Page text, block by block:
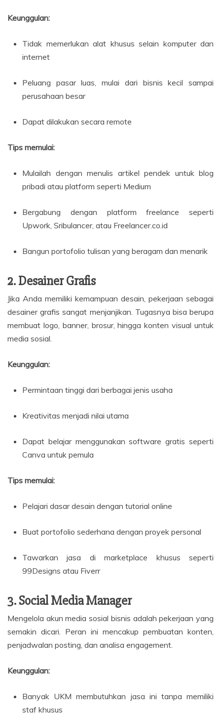
Keunggulan:
Tidak memerlukan alat khusus selain komputer dan
internet
Peluang pasar luas, mulai dari bisnis kecil sampai
perusahaan besar
Dapat dilakukan secara remote
Tips memulai:
Mulailah dengan menulis artikel pendek untuk blog
pribadi atau platform seperti Medium
Bergabung dengan platform freelance seperti
Upwork, Sribulancer, atau Freelancer.co.id
Bangun portofolio tulisan yang beragam dan menarik
2. Desainer Grafis
Jika Anda memiliki kemampuan desain, pekerjaan sebagai
desainer grafis sangat menjanjikan. Tugasnya bisa berupa
membuat logo, banner, brosur, hingga konten visual untuk
media sosial.
Keunggulan:
Permintaan tinggi dari berbagai jenis usaha
Kreativitas menjadi nilai utama
Dapat belajar menggunakan software gratis seperti
Canva untuk pemula
Tips memulai:
Pelajari dasar desain dengan tutorial online
Buat portofolio sederhana dengan proyek personal
Tawarkan jasa di marketplace khusus seperti
99Designs atau Fiverr
3. Social Media Manager
Mengelola akun media sosial bisnis adalah pekerjaan yang
semakin dicari. Peran ini mencakup pembuatan konten,
penjadwalan posting, dan analisa engagement.
Keunggulan:
Banyak UKM membutuhkan jasa ini tanpa memiliki
staf khusus